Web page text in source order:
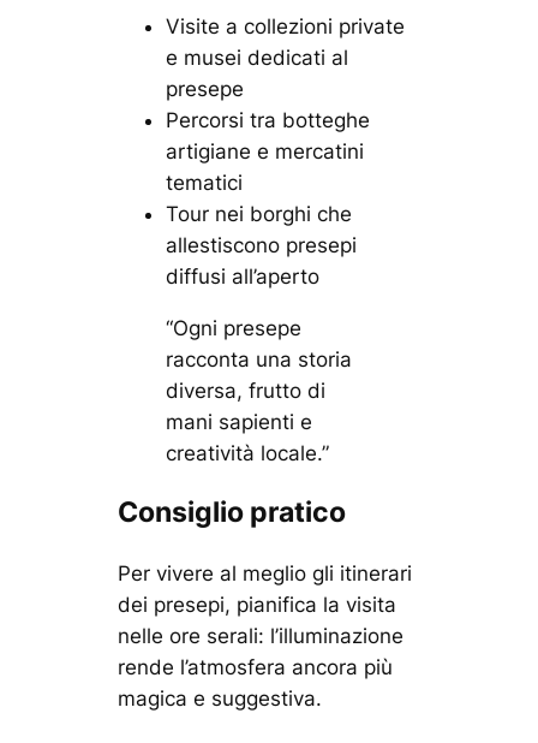
Visite a collezioni private
e musei dedicati al
presepe
Percorsi tra botteghe
artigiane e mercatini
tematici
Tour nei borghi che
allestiscono presepi
diffusi all’aperto
“Ogni presepe
racconta una storia
diversa, frutto di
mani sapienti e
creatività locale.”
Consiglio pratico
Per vivere al meglio gli itinerari
dei presepi, pianifica la visita
nelle ore serali: l’illuminazione
rende l’atmosfera ancora più
magica e suggestiva.